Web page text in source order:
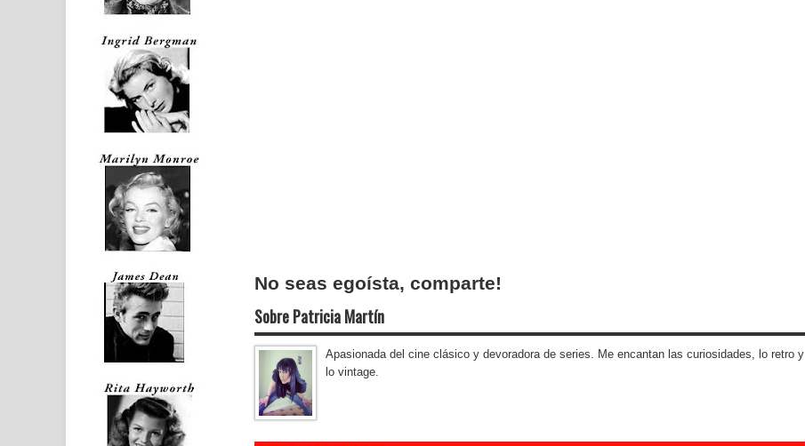
No seas egoísta, comparte!
Sobre Patricia Martín
Apasionada del cine clásico y devoradora de series. Me encantan las curiosidades, lo retro y
lo vintage.